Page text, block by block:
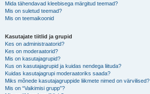
Mida tähendavad kleebisega märgitud teemad?
Mis on suletud teemad?
Mis on teemaikoonid
Kasutajate tiitlid ja grupid
Kes on administraatorid?
Kes on moderaatorid?
Mis on kasutajagrupid?
Kus on kasutajagrupid ja kuidas nendega liituda?
Kuidas kasutajagrupi moderaatoriks saada?
Miks mõnede kasutajagruppide liikmete nimed on värvilised?
Mis on “Vaikimisi grupp”?